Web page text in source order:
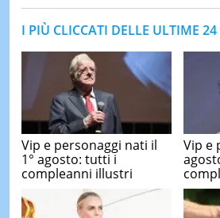
I PIÙ CLICCATI DELLE ULTIME 24
Vip e personaggi nati il
1° agosto: tutti i
compleanni illustri
Vip e